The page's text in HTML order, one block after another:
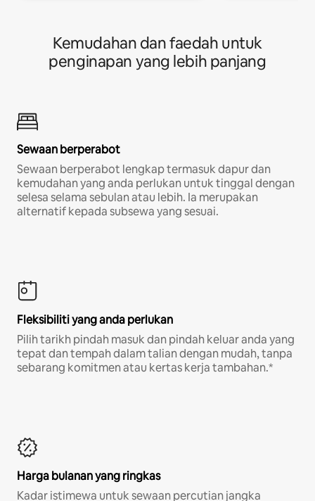
Kemudahan dan faedah untuk
penginapan yang lebih panjang
Sewaan berperabot
Sewaan berperabot lengkap termasuk dapur dan
kemudahan yang anda perlukan untuk tinggal dengan
selesa selama sebulan atau lebih. Ia merupakan
alternatif kepada subsewa yang sesuai.
Fleksibiliti yang anda perlukan
Pilih tarikh pindah masuk dan pindah keluar anda yang
tepat dan tempah dalam talian dengan mudah, tanpa
sebarang komitmen atau kertas kerja tambahan.*
Harga bulanan yang ringkas
Kadar istimewa untuk sewaan percutian jangka